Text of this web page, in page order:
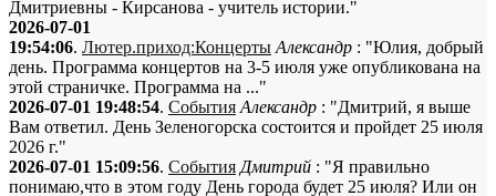
Дмитриевны - Кирсанова - учитель истории."
2026-07-01
19:54:06. Лютер.приход:Концерты Александр : "Юлия, добрый
день. Программа концертов на 3-5 июля уже опубликована на
этой страничке. Программа на ..."
2026-07-01 19:48:54. События Александр : "Дмитрий, я выше
Вам ответил. День Зеленогорска состоится и пройдет 25 июля
2026 г."
2026-07-01 15:09:56. События Дмитрий : "Я правильно
понимаю,что в этом году День города будет 25 июля? Или он